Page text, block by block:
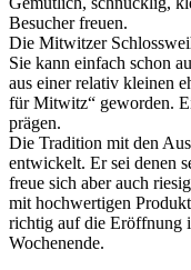
Besucher freuen.
Die Mitwitzer
Sie kann einfach schon
aus einer relativ kleinen
für Mitwitz“ geworden.
prägen.
Die Tradition mit den
entwickelt. Er sei denen
freue sich aber auch
mit hochwertigen
richtig auf die Eröffnung
Wochenende.